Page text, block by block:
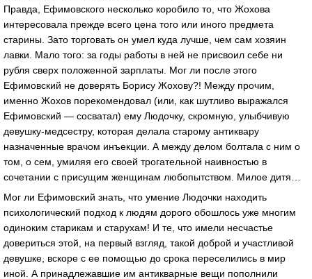
Правда, Ефимовского несколько коробило то, что Жохова
интересовала прежде всего цена того или иного предмета
старины. Зато торговать он умел куда лучше, чем сам хозяин
лавки. Мало того: за годы работы в ней не присвоил себе ни
рубля сверх положенной зарплаты. Мог ли после этого
Ефимовский не доверять Борису Жохову?! Между прочим,
именно Жохов порекомендовал (или, как шутливо выражался
Ефимовский — сосватал) ему Людочку, скромную, улыбчивую
девушку-медсестру, которая делала старому антиквару
назначенные врачом инъекции. А между делом болтала с ним о
том, о сем, умиляя его своей трогательной наивностью в
сочетании с присущим женщинам любопытством. Милое дитя…
Мог ли Ефимовский знать, что умение Людочки находить
психологический подход к людям дорого обошлось уже многим
одиноким старикам и старухам! И те, что имели несчастье
довериться этой, на первый взгляд, такой доброй и участливой
девушке, вскоре с ее помощью до срока переселились в мир
иной. А принадлежавшие им антикварные вещи пополнили